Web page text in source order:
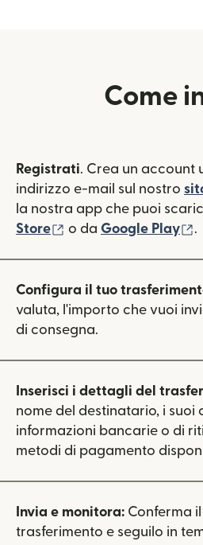
Come
Registrati. Crea un account
indirizzo e-mail sul nostro
la nostra app che puoi
Store
(si apre in una nuova
o da Google Play .
Configura il tuo
valuta, l'importo che vuoi
di consegna.
Inserisci i dettagli del
nome del destinatario, i suoi
informazioni bancarie o di
metodi di pagamento
Invia e monitora: Conferma
trasferimento e seguilo in